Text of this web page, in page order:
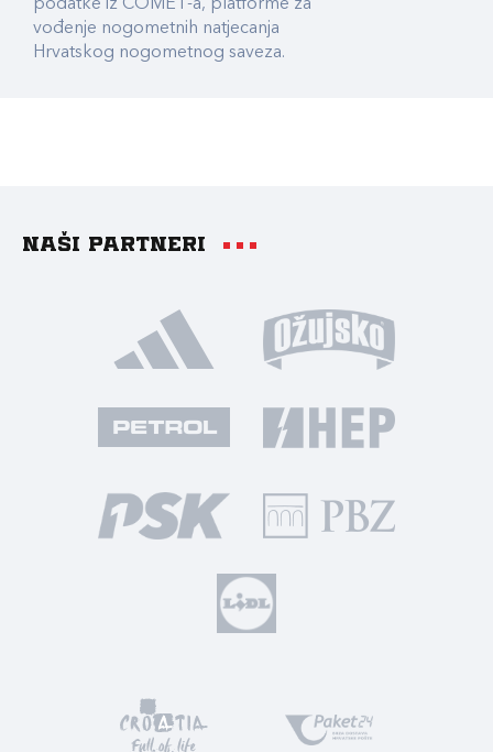
podatke iz COMET-a, platforme za
vođenje nogometnih natjecanja
Hrvatskog nogometnog saveza.
Naši partneri